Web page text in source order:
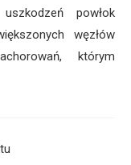
powłok
węzłów
którym